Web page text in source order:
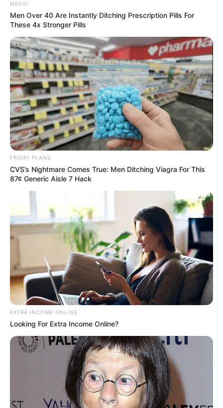
Entrevias estima fluxo de 435 mil
veículos durante o feriado de Ano
Novo
De Marília a Florínea (SP-333, SP-294 e SP-266), a
projeção é de 129.508 mil veículos para o período.
Fonte: Assessoria de Comunicação
RODOVIAS 26/12/2024
ShareFacebookWhatsApp
MEDVI
Men Over 40 Are Instantly Ditching Prescription Pills For
These 4x Stronger Pills
FRIDAY PLANS
CVS’s Nightmare Comes True: Men Ditching Viagra For This
87¢ Generic Aisle 7 Hack
EXTRA INCOME ONLINE
Looking For Extra Income Online?